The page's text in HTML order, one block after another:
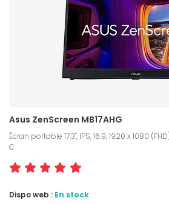
Asus ZenScreen MB17AHG
Écran portable 17.3", IPS, 16:9, 1920 x 1080
C
Dispo web : En stock